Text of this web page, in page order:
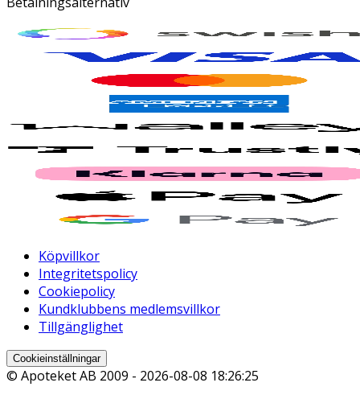
Köpvillkor
Integritetspolicy
Cookiepolicy
Kundklubbens medlemsvillkor
Tillgänglighet
Cookieinställningar
© Apoteket AB 2009 - 2026-08-08 18:26:25